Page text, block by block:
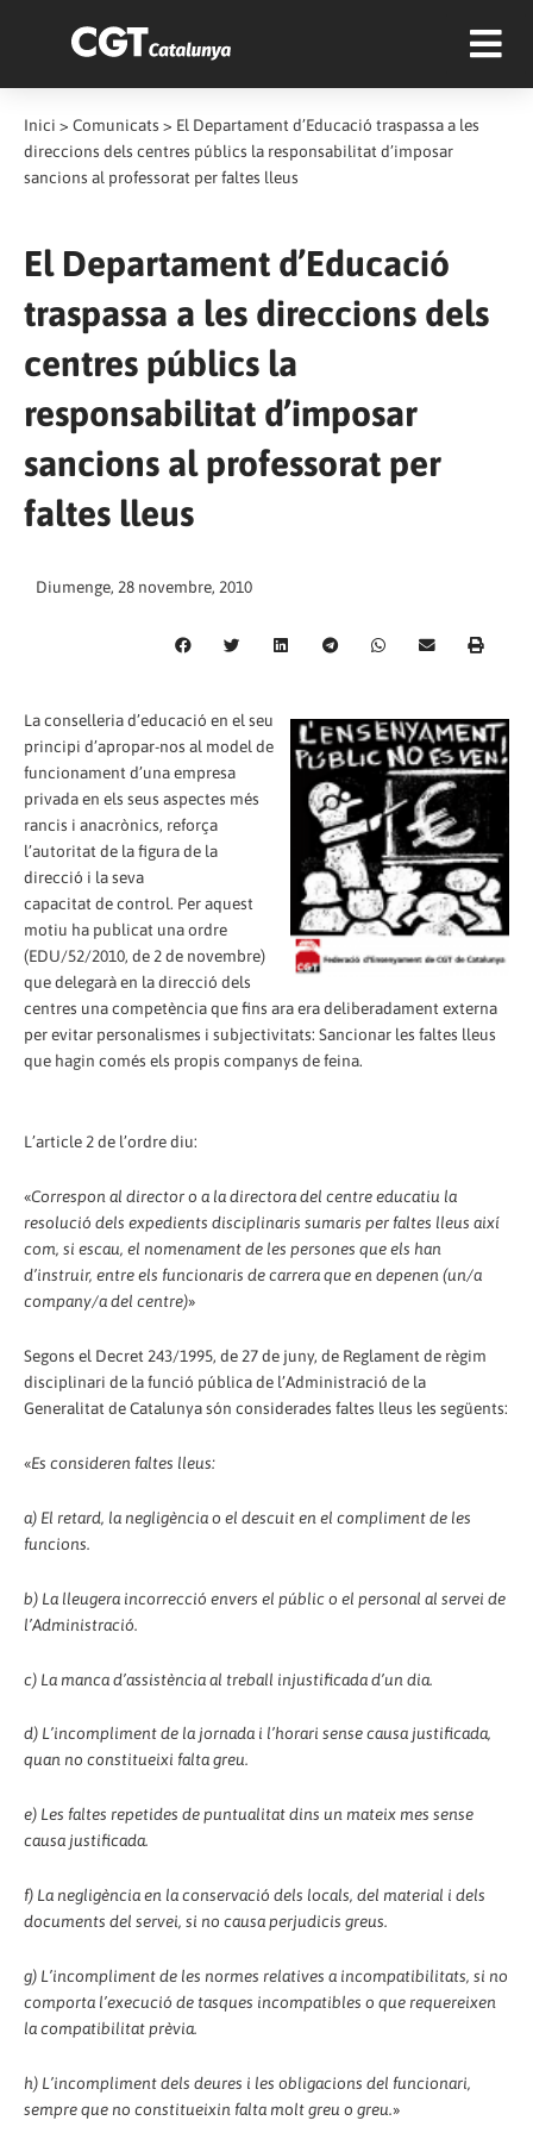
Inici > Comunicats > El Departament d’Educació traspassa a les
direccions dels centres públics la responsabilitat d’imposar
sancions al professorat per faltes lleus
El Departament d’Educació
traspassa a les direccions dels
centres públics la
responsabilitat d’imposar
sancions al professorat per
faltes lleus
Diumenge, 28 novembre, 2010
La conselleria d’educació en el seu
principi d’apropar-nos al model de
funcionament d’una empresa
privada en els seus aspectes més
rancis i anacrònics, reforça
l’autoritat de la figura de la
direcció i la seva
capacitat de control. Per aquest
motiu ha publicat una ordre
(EDU/52/2010, de 2 de novembre)
que delegarà en la direcció dels
centres una competència que fins ara era deliberadament externa
per evitar personalismes i subjectivitats: Sancionar les faltes lleus
que hagin comés els propis companys de feina.
L’article 2 de l’ordre diu:
«Correspon al director o a la directora del centre educatiu la
resolució dels expedients disciplinaris sumaris per faltes lleus així
com, si escau, el nomenament de les persones que els han
d’instruir, entre els funcionaris de carrera que en depenen (un/a
company/a del centre)»
Segons el Decret 243/1995, de 27 de juny, de Reglament de règim
disciplinari de la funció pública de l’Administració de la
Generalitat de Catalunya són considerades faltes lleus les següents:
«Es consideren faltes lleus:
a) El retard, la negligència o el descuit en el compliment de les
funcions.
b) La lleugera incorrecció envers el públic o el personal al servei de
l’Administració.
c) La manca d’assistència al treball injustificada d’un dia.
d) L’incompliment de la jornada i l’horari sense causa justificada,
quan no constitueixi falta greu.
e) Les faltes repetides de puntualitat dins un mateix mes sense
causa justificada.
f) La negligència en la conservació dels locals, del material i dels
documents del servei, si no causa perjudicis greus.
g) L’incompliment de les normes relatives a incompatibilitats, si no
comporta l’execució de tasques incompatibles o que requereixen
la compatibilitat prèvia.
h) L’incompliment dels deures i les obligacions del funcionari,
sempre que no constitueixin falta molt greu o greu.»